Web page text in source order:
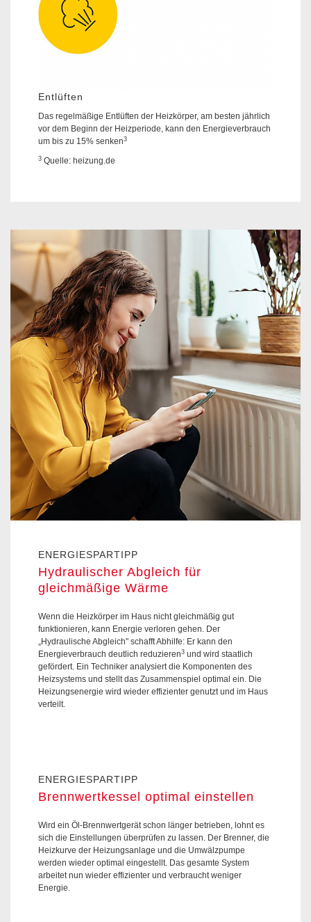
Entlüften
Das regelmäßige Entlüften der Heizkörper, am besten jährlich
vor dem Beginn der Heizperiode, kann den Energieverbrauch
um bis zu 15% senken3
3 Quelle: heizung.de
ENERGIESPARTIPP
Hydraulischer Abgleich für
gleichmäßige Wärme
Wenn die Heizkörper im Haus nicht gleichmäßig gut
funktionieren, kann Energie verloren gehen. Der
„Hydraulische Abgleich" schafft Abhilfe: Er kann den
Energieverbrauch deutlich reduzieren3 und wird staatlich
gefördert. Ein Techniker analysiert die Komponenten des
Heizsystems und stellt das Zusammenspiel optimal ein. Die
Heizungsenergie wird wieder effizienter genutzt und im Haus
verteilt.
ENERGIESPARTIPP
Brennwertkessel optimal einstellen
Wird ein Öl-Brennwertgerät schon länger betrieben, lohnt es
sich die Einstellungen überprüfen zu lassen. Der Brenner, die
Heizkurve der Heizungsanlage und die Umwälzpumpe
werden wieder optimal eingestellt. Das gesamte System
arbeitet nun wieder effizienter und verbraucht weniger
Energie.